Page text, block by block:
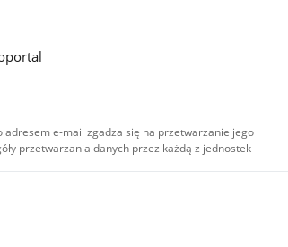
e-mail zgadza się na przetwarzanie jego
przetwarzania danych przez każdą z jednostek